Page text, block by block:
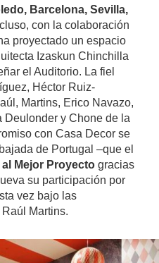
Barcelona, Sevilla,
con la colaboración
proyectado un espacio
Izaskun Chinchilla
el Auditorio. La fiel
Héctor Ruiz-
Martins, Erico Navazo,
Deulonder y Chone de la
con Casa Decor se
de Portugal –que el
al Mejor Proyecto gracias
su participación por
vez bajo las
Martins.